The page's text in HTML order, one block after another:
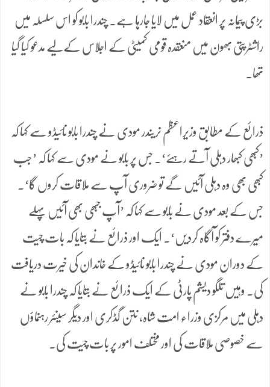
بڑی پیمانہ پر انعقاد عمل میں لایا جارہا ہے۔ چندرا بابو کو اس سلسلہ میں
راشٹرپتی بھون میں منعقدہ قومی کمیٹی کے اجلاس کےلیے مدعو کیا گیا
تھا۔
ذرائع کے مطابق وزیراعظم نریندر مودی نے چندرا بابو نائیڈو سے کہا کہ
’کبھی کبھار دہلی آتے رہئے‘۔ جس پر بابو نے مودی سے کہا کہ ’جب
کبھی بھی وہ دہلی آئیں گے تو ضروری آپ سے ملاقات کروں گا‘۔
جس کے بعد مودی نے بابو سے کہا کہ ’آپ جبھی بھی آئیں پہلے
میرے دفتر کو آگاہ کردیں‘۔ ایک اور ذرائع نے بتایا کہ بات چیت
کے دوران مودی نے چندرا بابو نائیڈو کے خاندان کی خیرت دریافت
کی۔ وہیں تلگو دیشم پارٹی کے ایک ذرائع نے بتایا کہ چندرا بابو نے
دہلی میں مرکزی وزراء امت شاہ، نتن گڈکری اور دیگر سینئر رہنماؤں
سے خصوصی ملاقات کی اور مختلف امور پر بات چیت کی۔